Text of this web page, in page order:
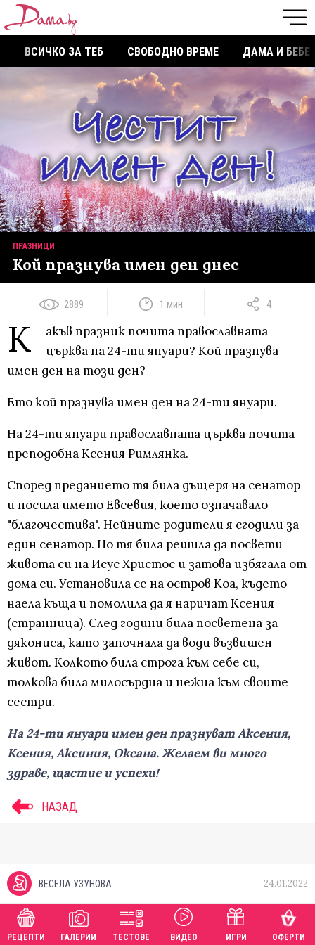
ВСИЧКО ЗА ТЕБ СВОБОДНО ВРЕМЕ ДАМА И БЕБЕ
ПРАЗНИЦИ
Кой празнува имен ден днес
2889 1 мин 4
К
акъв празник почита православната
църква на 24-ти януари? Кой празнува
имен ден на този ден?
Ето кой празнува имен ден на 24-ти януари.
На 24-ти януари православната църква почита
преподобна Ксения Римлянка.
Според преданието тя била дъщеря на сенатор
и носила името Евсевия, което означавало
"благочестива". Нейните родители я сгодили за
един сенатор. Но тя била решила да посвети
живота си на Исус Христос и затова избягала от
дома си. Установила се на остров Коа, където
наела къща и помолила да я наричат Ксения
(странница). След години била посветена за
дякониса, като започнала да води възвишен
живот. Колкото била строга към себе си,
толкова била милосърдна и нежна към своите
сестри.
На 24-ти януари имен ден празнуват Аксения,
Ксения, Аксиния, Оксана. Желаем ви много
здраве, щастие и успехи!
НАЗАД
ВЕСЕЛА УЗУНОВА 24.01.2022
РЕЦЕПТИ ГАЛЕРИИ ТЕСТОВЕ ВИДЕО ИГРИ ОФЕРТИ